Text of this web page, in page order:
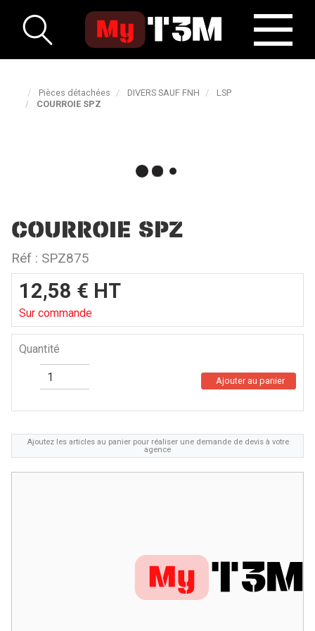
Pièces détachées DIVERS SAUF FNH
LSP
COURROIE SPZ
COURROIE SPZ
Réf : SPZ875
Ajoutez les articles au panier pour réaliser une demande de devis à votre
agence
12,58 € HT
Sur commande
Quantité
Ajouter au panier